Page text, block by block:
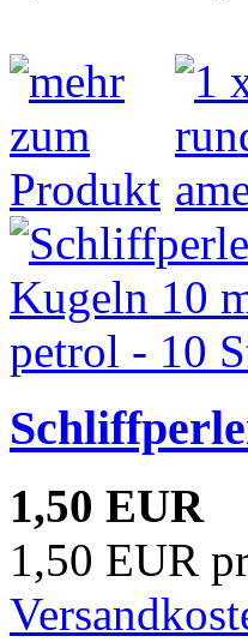
1,50 EUR
1,50 EUR